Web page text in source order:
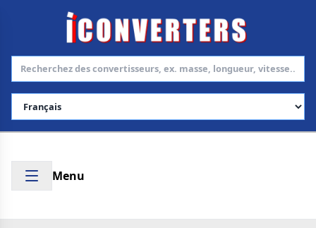
Choisir la langue
Menu